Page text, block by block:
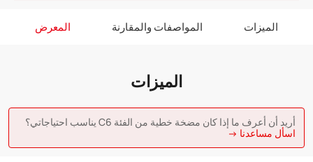
الميزات المواصفات والمقارنة المعرض
الميزات
أريد أن أعرف ما إذا كان مضخة خطية من الفئة C6 يناسب احتياجاتي؟
اسأل مساعدنا →